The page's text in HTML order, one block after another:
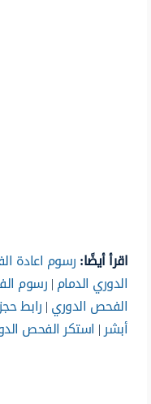
اقرأ أيضًا:رسوم اعادة
الدوري الدمام|رسوم
الفحص الدوري|رابط
أبشر| استكر الفحص